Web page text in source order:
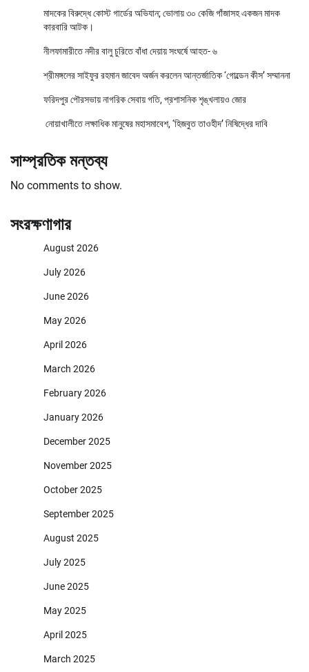
মাদকের বিরুদ্ধে কোস্ট গার্ডের অভিযান; ভোলায় ৩০ কেজি গাঁজাসহ একজন মাদক
কারবারি আটক।
নীলফামারীতে নদীর বালু চুরিতে বাঁধা দেয়ায় সংঘর্ষে আহত- ৬
শ্রীমঙ্গলের সাইফুর রহমান জাবেদ অর্জন করলেন আন্তর্জাতিক ‘গোল্ডেন কীস’ সম্মাননা
ফরিদপুর পৌরসভায় নাগরিক সেবায় গতি, প্রশাসনিক শৃঙ্খলায়ও জোর
নোয়াখালীতে লক্ষাধিক মানুষের মহাসমাবেশ, ‘হিজবুত তাওহীদ’ নিষিদ্ধের দাবি
সাম্প্রতিক মন্তব্য
No comments to show.
সংরক্ষণাগার
August 2026
July 2026
June 2026
May 2026
April 2026
March 2026
February 2026
January 2026
December 2025
November 2025
October 2025
September 2025
August 2025
July 2025
June 2025
May 2025
April 2025
March 2025